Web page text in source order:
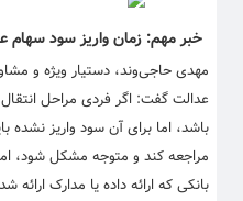
خبر مهم: زمان واریز سود سهام
مهدی حاجی‌وند، دستیار ویژه و
عدالت گفت: اگر فردی مراحل
باشد، اما برای آن سود واریز
مراجعه کند و متوجه مشکل شود،
بانکی که ارائه داده یا مدارک